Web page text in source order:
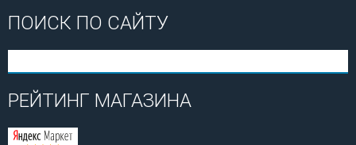
ПОИСК ПО САЙТУ
РЕЙТИНГ МАГАЗИНА